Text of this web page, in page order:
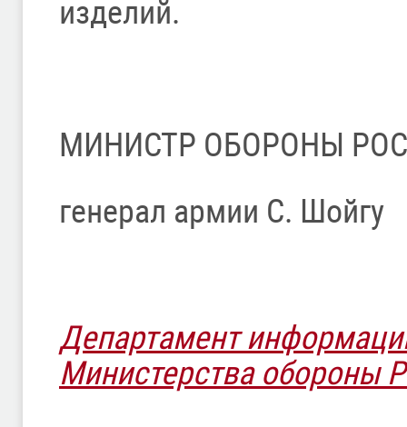
изделий.
МИНИСТР ОБОРОНЫ
генерал армии С. Шойгу
Департамент
Министерства обороны